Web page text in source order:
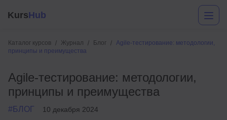
KursHub
Каталог курсов Журнал Блог
Agile-тестирование: методологии,
принципы и преимущества
Agile-тестирование: методологии,
принципы и преимущества
#БЛОГ 10 декабря 2024